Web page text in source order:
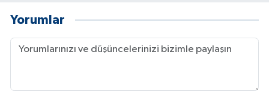
Yorumlar